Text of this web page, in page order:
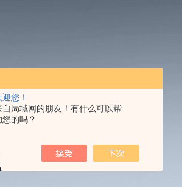
您！
自局域网的朋友！有什么可以帮
您的吗？